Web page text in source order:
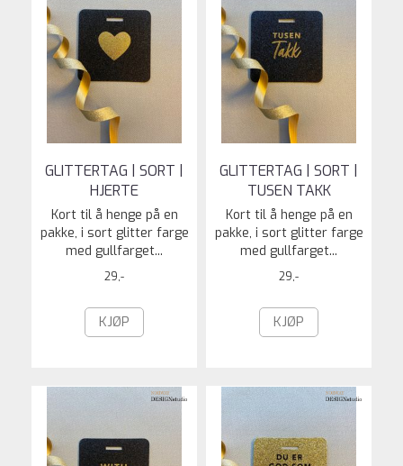
GLITTERTAG | SORT |
HJERTE
Kort til å henge på en
pakke, i sort glitter farge
med gullfarget...
29,-
KJØP
GLITTERTAG | SORT |
TUSEN TAKK
Kort til å henge på en
pakke, i sort glitter farge
med gullfarget...
29,-
KJØP